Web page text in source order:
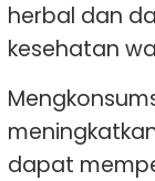
herbal dan
kesehatan
dapat